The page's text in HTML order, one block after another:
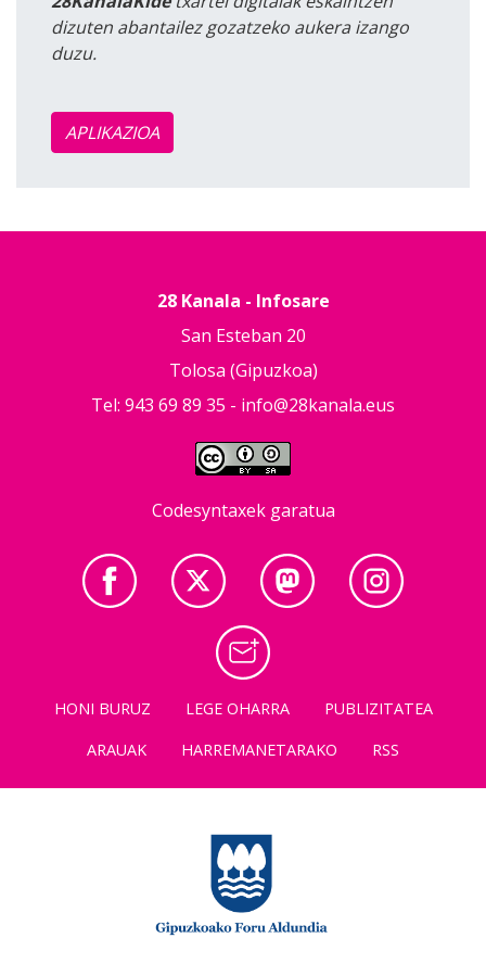
dizuten abantailez gozatzeko aukera izango
duzu.
APLIKAZIOA
28 Kanala - Infosare
San Esteban 20
Tolosa (Gipuzkoa)
Tel: 943 69 89 35 - info@28kanala.eus
Codesyntaxek garatua
HONI BURUZ LEGE OHARRA
PUBLIZITATEA
ARAUAK
HARREMANETARAKO RSS